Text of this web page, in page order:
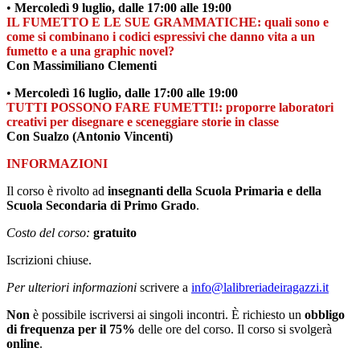
• Mercoledì 9 luglio, dalle 17:00 alle 19:00
IL FUMETTO E LE SUE GRAMMATICHE: quali sono e
come si combinano i codici espressivi che danno vita a un
fumetto e a una graphic novel?
Con Massimiliano Clementi
• Mercoledì 16 luglio, dalle 17:00 alle 19:00
TUTTI POSSONO FARE FUMETTI!: proporre laboratori
creativi per disegnare e sceneggiare storie in classe
Con Sualzo (Antonio Vincenti)
INFORMAZIONI
Il corso è rivolto ad insegnanti della Scuola Primaria e della
Scuola Secondaria di Primo Grado.
Costo del corso: gratuito
Iscrizioni chiuse.
Per ulteriori informazioni scrivere a info@lalibreriadeiragazzi.it
Non è possibile iscriversi ai singoli incontri. È richiesto un obbligo
di frequenza per il 75% delle ore del corso. Il corso si svolgerà
online.